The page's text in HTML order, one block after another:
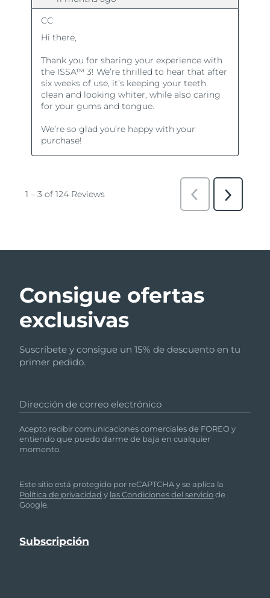
Consigue ofertas
exclusivas
Suscríbete y consigue un 15% de descuento en tu
primer pedido.
Dirección de correo electrónico
Acepto recibir comunicaciones comerciales de FOREO y
entiendo que puedo darme de baja en cualquier
momento.
Este sitio está protegido por reCAPTCHA y se aplica la
Política de privacidad y las Condiciones del serviciode
Google.